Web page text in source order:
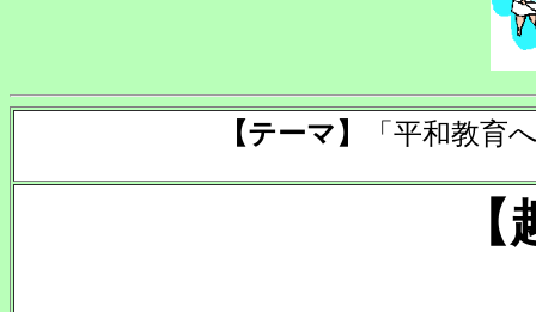
【テーマ】 「平和教育